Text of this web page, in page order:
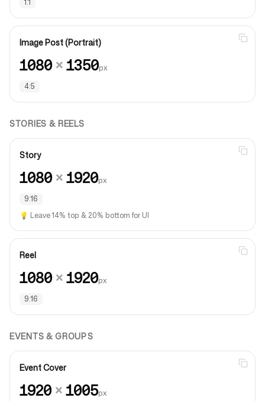
1:1
Image Post (Portrait)
1080×1350px
4:5
STORIES & REELS
Story
1080×1920px
9:16
💡 Leave 14% top & 20% bottom for UI
Reel
1080×1920px
9:16
EVENTS & GROUPS
Event Cover
1920×1005px